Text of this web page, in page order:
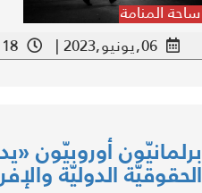
ساحة المنامة
06,يونيو,2023 | |
برلمانيّون أوروبيّون
الحقوقيّة الدوليّة